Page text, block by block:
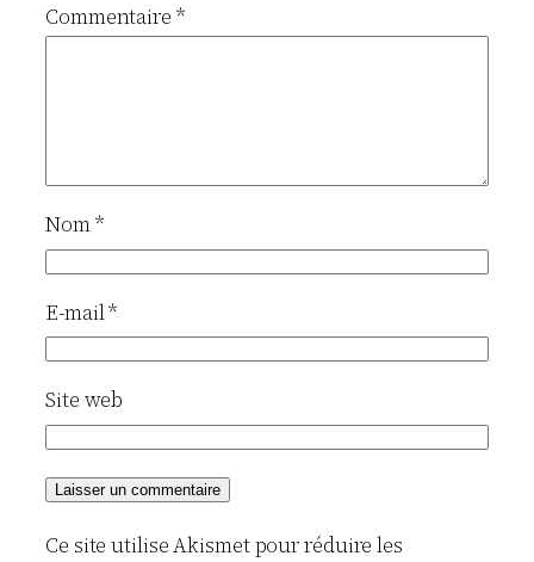
Commentaire *
Nom*
E-mail*
Site web
Ce site utilise Akismet pour réduire les